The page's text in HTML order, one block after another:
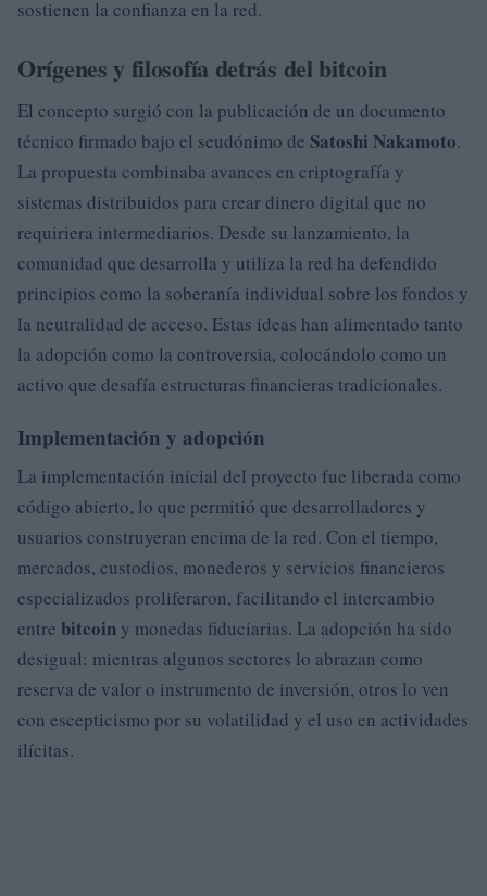
sostienen la confianza en la red.
Orígenes y filosofía detrás del bitcoin
El concepto surgió con la publicación de un documento
técnico firmado bajo el seudónimo de Satoshi Nakamoto.
La propuesta combinaba avances en criptografía y
sistemas distribuidos para crear dinero digital que no
requiriera intermediarios. Desde su lanzamiento, la
comunidad que desarrolla y utiliza la red ha defendido
principios como la soberanía individual sobre los fondos y
la neutralidad de acceso. Estas ideas han alimentado tanto
la adopción como la controversia, colocándolo como un
activo que desafía estructuras financieras tradicionales.
Implementación y adopción
La implementación inicial del proyecto fue liberada como
código abierto, lo que permitió que desarrolladores y
usuarios construyeran encima de la red. Con el tiempo,
mercados, custodios, monederos y servicios financieros
especializados proliferaron, facilitando el intercambio
entre bitcoin y monedas fiduciarias. La adopción ha sido
desigual: mientras algunos sectores lo abrazan como
reserva de valor o instrumento de inversión, otros lo ven
con escepticismo por su volatilidad y el uso en actividades
ilícitas.